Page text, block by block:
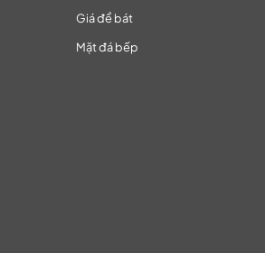
Giá để bát
Mặt đá bếp